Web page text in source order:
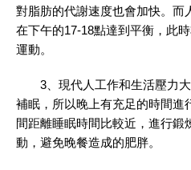
對脂肪的代謝速度也會加快。而
在下午的17-18點達到平衡，此
運動。
3、現代人工作和生活壓力大
補眠，所以晚上有充足的時間進
間距離睡眠時間比較近，進行鍛
動，避免晚餐造成的肥胖。